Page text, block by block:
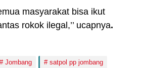
masyarakat bisa ikut
rokok ilegal,’’ ucapnya.
Jombang satpol pp jombang